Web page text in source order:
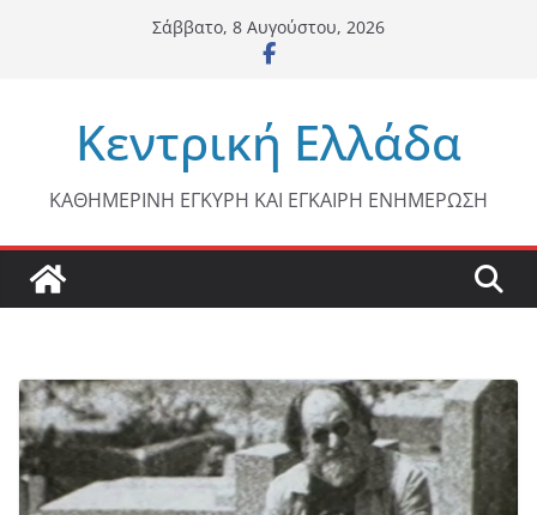
Σάββατο, 8 Αυγούστου, 2026
Κεντρική Ελλάδα
ΚΑΘΗΜΕΡΙΝΗ ΕΓΚΥΡΗ ΚΑΙ ΕΓΚΑΙΡΗ ΕΝΗΜΕΡΩΣΗ